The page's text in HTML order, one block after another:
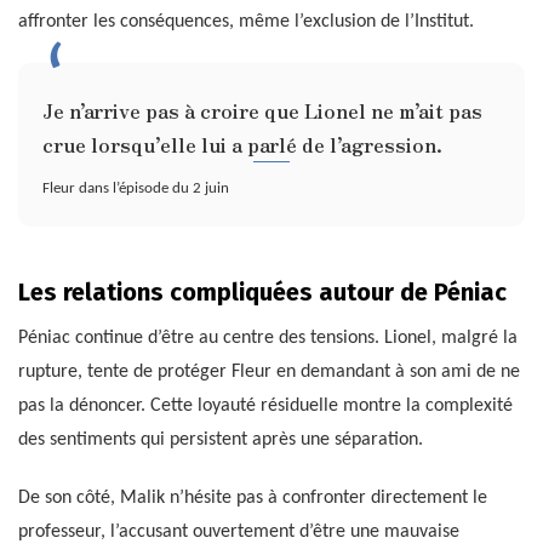
affronter les conséquences, même l’exclusion de l’Institut.
Je n’arrive pas à croire que Lionel ne m’ait pas
crue lorsqu’elle lui a parlé de l’agression.
Fleur dans l’épisode du 2 juin
Les relations compliquées autour de Péniac
Péniac continue d’être au centre des tensions. Lionel, malgré la
rupture, tente de protéger Fleur en demandant à son ami de ne
pas la dénoncer. Cette loyauté résiduelle montre la complexité
des sentiments qui persistent après une séparation.
De son côté, Malik n’hésite pas à confronter directement le
professeur, l’accusant ouvertement d’être une mauvaise